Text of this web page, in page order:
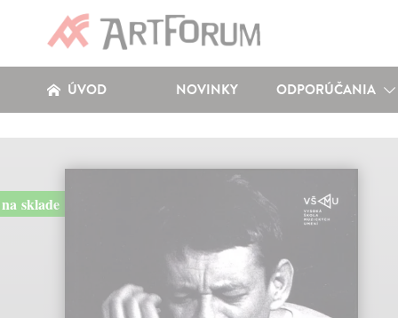
ÚVOD NOVINKY ODPORÚČANIA
na sklade